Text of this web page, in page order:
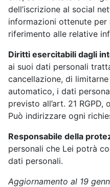
dell’iscrizione al social
informazioni ottenute
riferimento alle relative
Diritti esercitabili dagli
ai suoi dati personali
cancellazione, di
automatico, i dati
previsto all’art. 21
Può indirizzare ogni
Responsabile della
personali che Lei potrà
dati personali.
Aggiornamento al 19